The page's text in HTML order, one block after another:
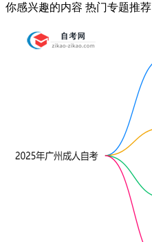
你感兴趣的内容 热门专题推荐